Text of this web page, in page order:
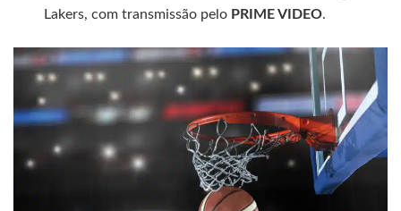
Lakers, com transmissão pelo PRIME VIDEO.